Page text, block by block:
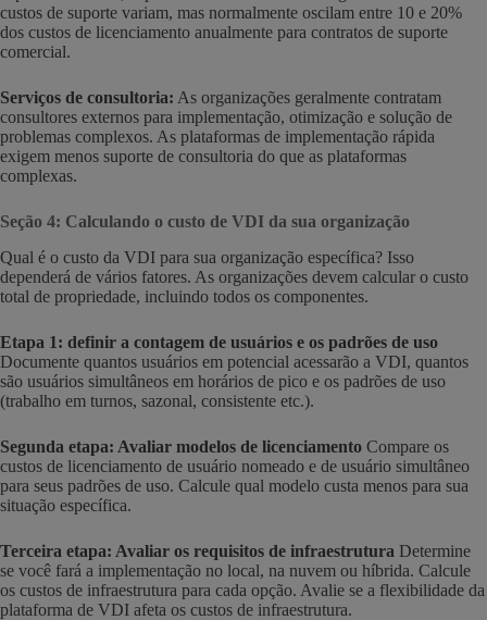
custos de suporte variam, mas normalmente oscilam entre 10 e 20%
dos custos de licenciamento anualmente para contratos de suporte
comercial.
Serviços de consultoria: As organizações geralmente contratam
consultores externos para implementação, otimização e solução de
problemas complexos. As plataformas de implementação rápida
exigem menos suporte de consultoria do que as plataformas
complexas.
Seção 4: Calculando o custo de VDI da sua organização
Qual é o custo da VDI para sua organização específica? Isso
dependerá de vários fatores. As organizações devem calcular o custo
total de propriedade, incluindo todos os componentes.
Etapa 1: definir a contagem de usuários e os padrões de uso
Documente quantos usuários em potencial acessarão a VDI, quantos
são usuários simultâneos em horários de pico e os padrões de uso
(trabalho em turnos, sazonal, consistente etc.).
Segunda etapa: Avaliar modelos de licenciamento Compare os
custos de licenciamento de usuário nomeado e de usuário simultâneo
para seus padrões de uso. Calcule qual modelo custa menos para sua
situação específica.
Terceira etapa: Avaliar os requisitos de infraestrutura Determine
se você fará a implementação no local, na nuvem ou híbrida. Calcule
os custos de infraestrutura para cada opção. Avalie se a flexibilidade da
plataforma de VDI afeta os custos de infraestrutura.